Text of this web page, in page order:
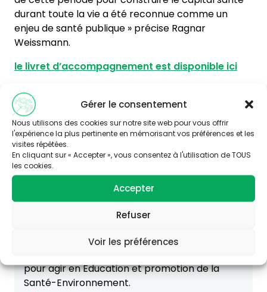
Gérer le consentement
Nous utilisons des cookies sur notre site web pour vous offrir
l'expérience la plus pertinente en mémorisant vos préférences et les
visites répétées.
En cliquant sur « Accepter », vous consentez à l'utilisation de TOUS
les cookies.
Accepter
Refuser
Voir les préférences
durant toute la vie a été reconnue comme un
enjeu de santé publique » précise Ragnar
Weissmann.
le livret d’accompagnement est disponible ici
pollens ecotoxicologie
site des mille premiers jours
Vous souhaitez en savoir plus sur
cette thématique ?
pour agir en Éducation et promotion de la
Santé-Environnement.